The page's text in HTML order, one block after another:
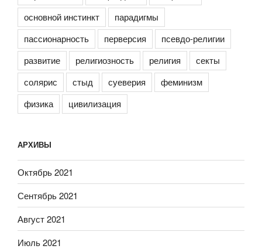
основной инстинкт
парадигмы
пассионарность
перверсия
псевдо-религии
развитие
религиозность религия
секты
солярис
стыд суеверия
феминизм
физика
цивилизация
АРХИВЫ
Октябрь 2021
Сентябрь 2021
Август 2021
Июль 2021